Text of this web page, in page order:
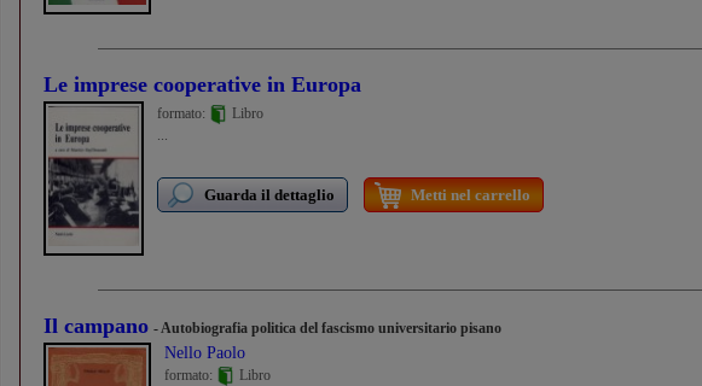
Le imprese cooperative in Europa
formato:
Libro
...
Guarda il dettaglio Metti nel carrello
Il campano - Autobiografia politica del fascismo universitario pisano
Nello Paolo
formato:
Libro